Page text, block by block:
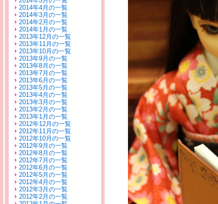
2014年4月の一覧
2014年3月の一覧
2014年2月の一覧
2014年1月の一覧
2013年12月の一覧
2013年11月の一覧
2013年10月の一覧
2013年9月の一覧
2013年8月の一覧
2013年7月の一覧
2013年6月の一覧
2013年5月の一覧
2013年4月の一覧
2013年3月の一覧
2013年2月の一覧
2013年1月の一覧
2012年12月の一覧
2012年11月の一覧
2012年10月の一覧
2012年9月の一覧
2012年8月の一覧
2012年7月の一覧
2012年6月の一覧
2012年5月の一覧
2012年4月の一覧
2012年3月の一覧
2012年2月の一覧